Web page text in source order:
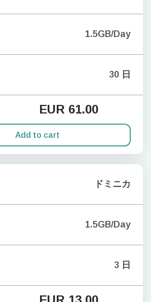
1.5GB/Day
30 日
EUR 61.00
Add to cart
ドミニカ
1.5GB/Day
3 日